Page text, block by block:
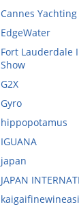
Cannes Yachting
EdgeWater
Fort Lauderdale
Show
G2X
Gyro
hippopotamus
IGUANA
japan
JAPAN